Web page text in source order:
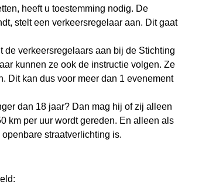
heeft u toestemming nodig. De
stelt een verkeersregelaar aan. Dit gaat
de verkeersregelaars aan bij de Stichting
kunnen ze ook de instructie volgen. Ze
Dit kan dus voor meer dan 1 evenement
dan 18 jaar? Dan mag hij of zij alleen
km per uur wordt gereden. En alleen als
straatverlichting is.